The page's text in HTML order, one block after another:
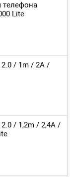
телефона
Lite
2.0 / 1m / 2A /
2.0 / 1,2m / 2,4A /